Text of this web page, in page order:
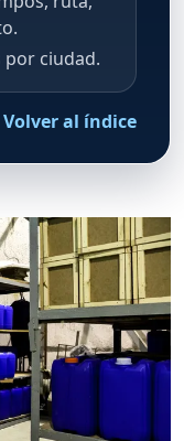
por ciudad.
Volver al índice